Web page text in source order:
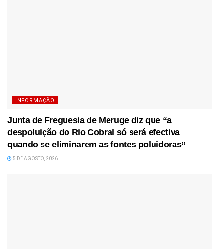
INFORMAÇÃO
Junta de Freguesia de Meruge diz que “a
despoluição do Rio Cobral só será efectiva
quando se eliminarem as fontes poluidoras”
5 DE AGOSTO, 2026